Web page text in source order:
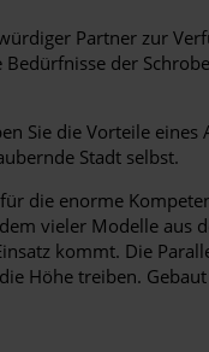
Partner zur
der
Sie die Vorteile eines
Stadt selbst.
die enorme
vieler Modelle aus
kommt. Die
Höhe treiben.